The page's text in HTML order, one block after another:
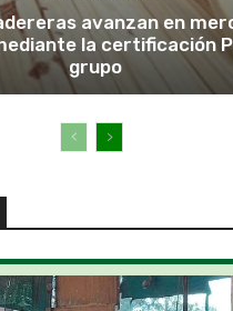
avanzan en
la certificación
grupo